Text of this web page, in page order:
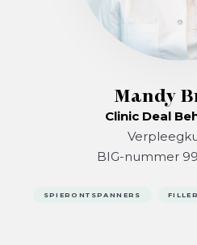
Mandy
Clinic Deal
BIG-nummer
SPIERONTSPANNERS